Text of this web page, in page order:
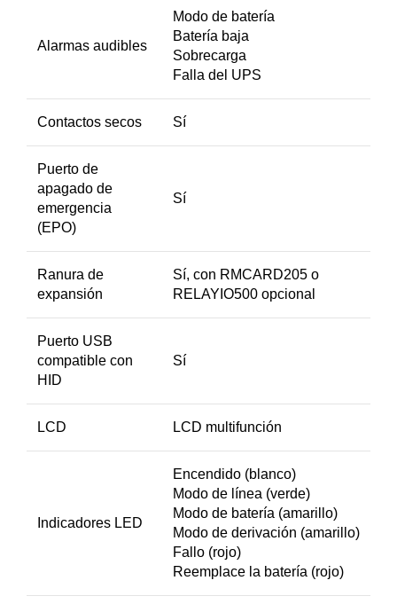
Alarmas audibles
Modo de batería
Batería baja
Sobrecarga
Falla del UPS
Contactos secos Sí
Puerto de
apagado de
emergencia
(EPO)
Sí
Ranura de
expansión
Sí, con RMCARD205 o
RELAYIO500 opcional
Puerto USB
compatible con
HID
Sí
LCD LCD multifunción
Indicadores LED
Encendido (blanco)
Modo de línea (verde)
Modo de batería (amarillo)
Modo de derivación (amarillo)
Fallo (rojo)
Reemplace la batería (rojo)